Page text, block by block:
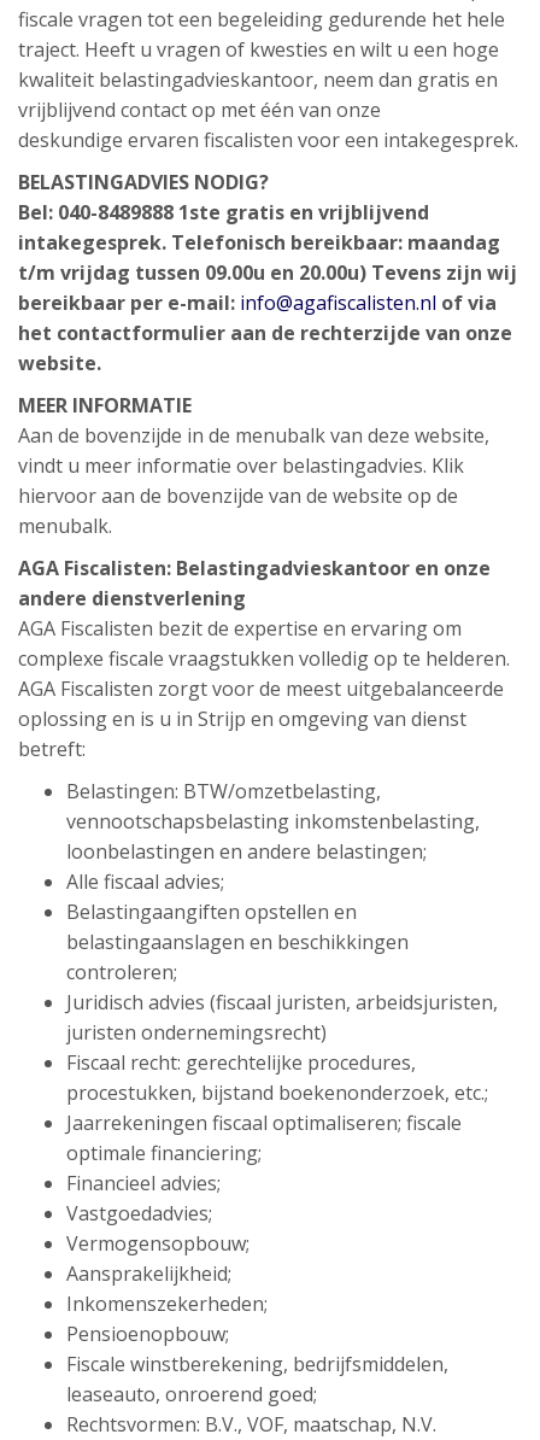
fiscale vragen tot een begeleiding gedurende het hele
traject. Heeft u vragen of kwesties en wilt u een hoge
kwaliteit belastingadvieskantoor, neem dan gratis en
vrijblijvend contact op met één van onze
deskundige ervaren fiscalisten voor een intakegesprek.
BELASTINGADVIES NODIG?
Bel: 040-8489888 1ste gratis en vrijblijvend
intakegesprek. Telefonisch bereikbaar: maandag
t/m vrijdag tussen 09.00u en 20.00u) Tevens zijn wij
bereikbaar per e-mail: info@agafiscalisten.nl of via
het contactformulier aan de rechterzijde van onze
website.
MEER INFORMATIE
Aan de bovenzijde in de menubalk van deze website,
vindt u meer informatie over belastingadvies. Klik
hiervoor aan de bovenzijde van de website op de
menubalk.
AGA Fiscalisten: Belastingadvieskantoor en onze
andere dienstverlening
AGA Fiscalisten bezit de expertise en ervaring om
complexe fiscale vraagstukken volledig op te helderen.
AGA Fiscalisten zorgt voor de meest uitgebalanceerde
oplossing en is u in Strijp en omgeving van dienst
betreft:
Belastingen: BTW/omzetbelasting,
vennootschapsbelasting inkomstenbelasting,
loonbelastingen en andere belastingen;
Alle fiscaal advies;
Belastingaangiften opstellen en
belastingaanslagen en beschikkingen
controleren;
Juridisch advies (fiscaal juristen, arbeidsjuristen,
juristen ondernemingsrecht)
Fiscaal recht: gerechtelijke procedures,
procestukken, bijstand boekenonderzoek, etc.;
Jaarrekeningen fiscaal optimaliseren; fiscale
optimale financiering;
Financieel advies;
Vastgoedadvies;
Vermogensopbouw;
Aansprakelijkheid;
Inkomenszekerheden;
Pensioenopbouw;
Fiscale winstberekening, bedrijfsmiddelen,
leaseauto, onroerend goed;
Rechtsvormen: B.V., VOF, maatschap, N.V.